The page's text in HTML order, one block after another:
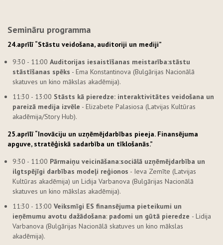
Semināru programma
24.aprīlī “Stāstu veidošana, auditoriji un mediji”
9:30 - 11:00 Auditorijas iesaistīšanas meistarība:stāstu
stāstīšanas spēks - Ema Konstantinova (Bulgārijas Nacionālā
skatuves un kino mākslas akadēmija).
11:30 - 13:00 Stāsts kā pieredze: interaktivitātes veidošana un
pareizā medija izvēle - Elizabete Palasiosa (Latvijas Kultūras
akadēmija/Story Hub).
25.aprīlī “Inovāciju un uzņēmējdarbības pieeja. Finansējuma
apguve, stratēģiskā sadarbība un tīklošanās.”
9:30 - 11:00 Pārmaiņu veicināšana:sociālā uzņēmējdarbība un
ilgtspējīgi darbības modeļi reģionos - Ieva Zemīte (Latvijas
Kultūras akadēmija) un Lidija Varbanova (Bulgārijas Nacionālā
skatuves un kino mākslas akadēmija).
11:30 - 13:00 Veiksmīgi ES finansējuma pieteikumi un
ieņēmumu avotu dažādošana: padomi un gūtā pieredze - Lidija
Varbanova (Bulgārijas Nacionālā skatuves un kino mākslas
akadēmija).